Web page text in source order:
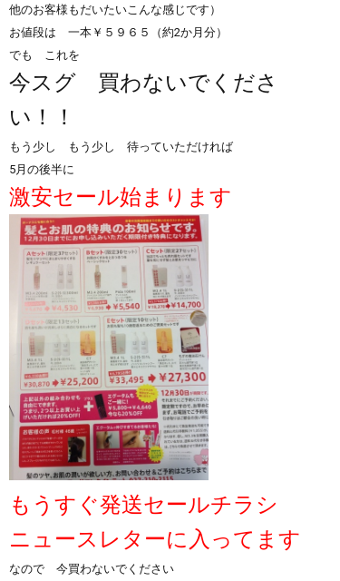
他のお客様もだいたいこんな感じです）
お値段は 一本￥５９６５（約2か月分）
でも これを
今スグ 買わないでくださ
い！！
もう少し もう少し 待っていただければ
5月の後半に
激安セール始まります
もうすぐ発送セールチラシ
ニュースレターに入ってます
なので 今買わないでください